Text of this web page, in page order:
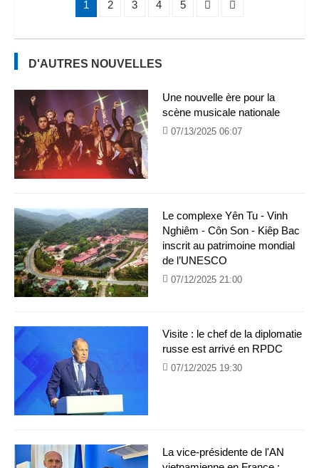
1 2 3 4 5
D'AUTRES NOUVELLES
Une nouvelle ère pour la
scène musicale nationale
07/13/2025 06:07
Le complexe Yên Tu - Vinh
Nghiêm - Côn Son - Kiêp Bac
inscrit au patrimoine mondial
de l’UNESCO
07/12/2025 21:00
Visite : le chef de la diplomatie
russe est arrivé en RPDC
07/12/2025 19:30
La vice-présidente de l'AN